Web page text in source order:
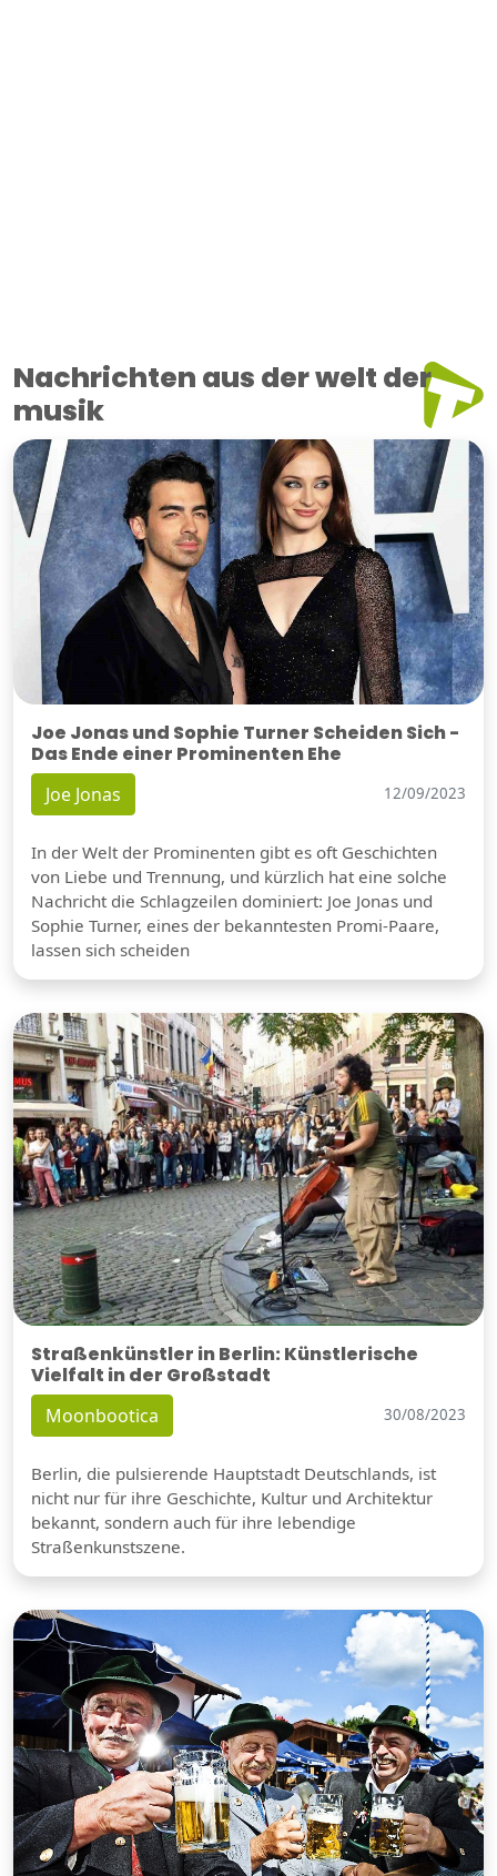
Nachrichten aus der welt der
musik
Joe Jonas und Sophie Turner Scheiden Sich -
Das Ende einer Prominenten Ehe
Joe Jonas 12/09/2023
In der Welt der Prominenten gibt es oft Geschichten
von Liebe und Trennung, und kürzlich hat eine solche
Nachricht die Schlagzeilen dominiert: Joe Jonas und
Sophie Turner, eines der bekanntesten Promi-Paare,
lassen sich scheiden
Straßenkünstler in Berlin: Künstlerische
Vielfalt in der Großstadt
Moonbootica 30/08/2023
Berlin, die pulsierende Hauptstadt Deutschlands, ist
nicht nur für ihre Geschichte, Kultur und Architektur
bekannt, sondern auch für ihre lebendige
Straßenkunstszene.